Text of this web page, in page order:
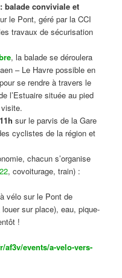
balade conviviale et
le Pont, géré par la CCI
travaux de sécurisation
, la balade se déroulera
– Le Havre possible en
se rendre à travers le
l’Estuaire située au pied
sur le parvis de la Gare
cyclistes de la région et
chacun s’organise
, covoiturage, train) :
vélo sur le Pont de
sur place), eau, pique-
!
events/a-velo-vers-